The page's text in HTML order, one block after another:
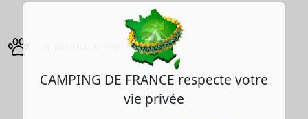
CAMPING DE FRANCE respecte votre
vie privée
Animaux acceptés